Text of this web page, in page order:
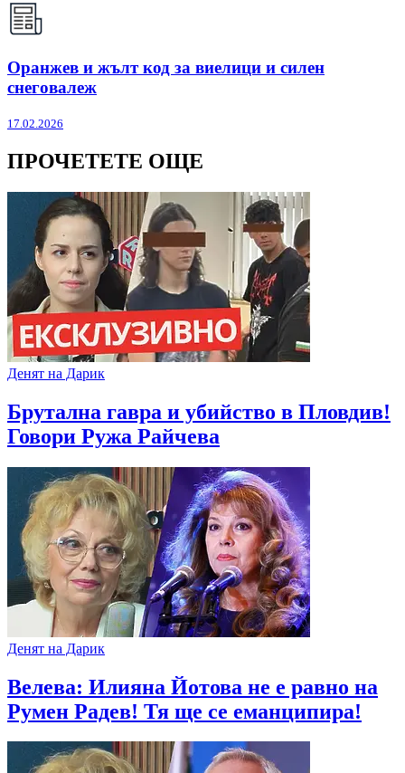
Оранжев и жълт код за виелици и силен
снеговалеж
17.02.2026
ПРОЧЕТЕТЕ ОЩЕ
Денят на Дарик
Брутална гавра и убийство в Пловдив!
Говори Ружа Райчева
Денят на Дарик
Велева: Илияна Йотова не е равно на
Румен Радев! Тя ще се еманципира!